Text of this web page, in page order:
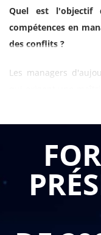
Quel est l'objectif
compétences en
des conflits ?
Les managers
: piloter une
travail croissante
ne s'improvisent pas
méthodes
trois piliers du
posture
collective et bien-